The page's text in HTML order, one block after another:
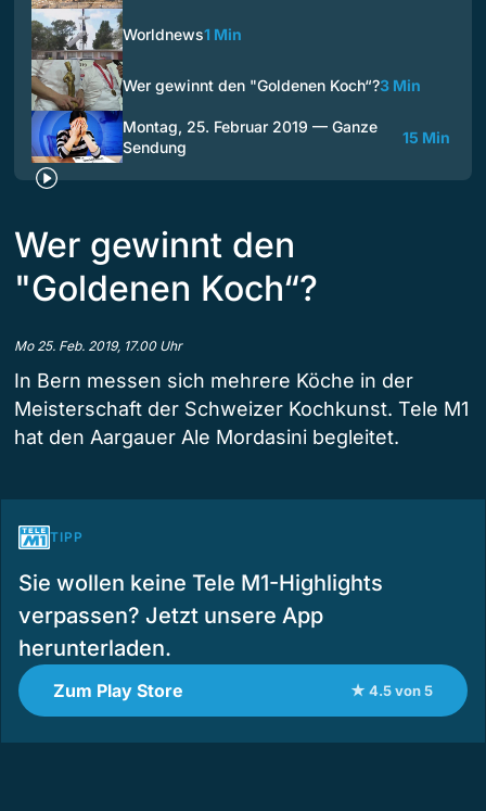
Worldnews1 Min
Wer gewinnt den "Goldenen Koch“?3 Min
Montag, 25. Februar 2019 — Ganze
Sendung
15 Min
Wer gewinnt den
"Goldenen Koch“?
Mo 25. Feb. 2019, 17.00 Uhr
In Bern messen sich mehrere Köche in der
Meisterschaft der Schweizer Kochkunst. Tele M1
hat den Aargauer Ale Mordasini begleitet.
TIPP
Sie wollen keine Tele M1-Highlights
verpassen? Jetzt unsere App
herunterladen.
Zum Play Store ★ 4.5 von 5